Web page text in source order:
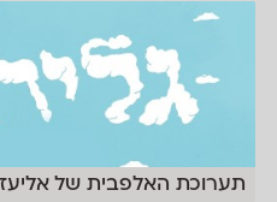
תערוכת האלפבית של